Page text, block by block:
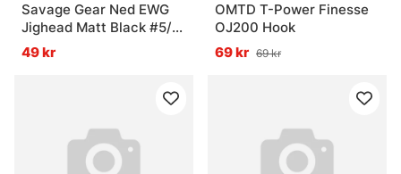
Savage Gear Ned EWG
Jighead Matt Black #5/0
7g (3-pack)
49 kr
OMTD T-Power Finesse
OJ200 Hook
69 kr 69 kr